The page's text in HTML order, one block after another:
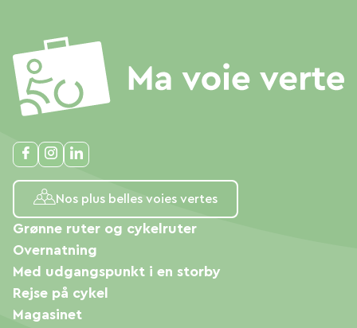
Nos plus belles voies vertes
Grønne ruter og cykelruter
Overnatning
Med udgangspunkt i en storby
Rejse på cykel
Magasinet